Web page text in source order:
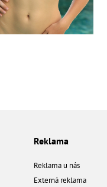
Reklama
Reklama u nás
Externá reklama